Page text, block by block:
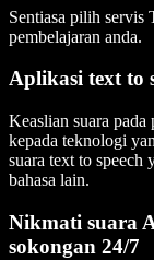
Sentiasa pilih servis
pembelajaran anda.
Aplikasi text to
Keaslian suara pada
kepada teknologi
suara text to speech
bahasa lain.
Nikmati suara
sokongan 24/7